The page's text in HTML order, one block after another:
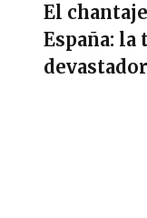
El
España: la